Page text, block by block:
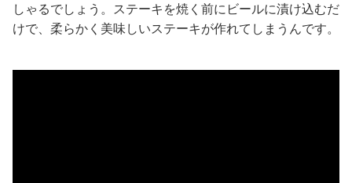
しゃるでしょう。ステーキを焼く前にビールに漬け込むだ
けで、柔らかく美味しいステーキが作れてしまうんです。